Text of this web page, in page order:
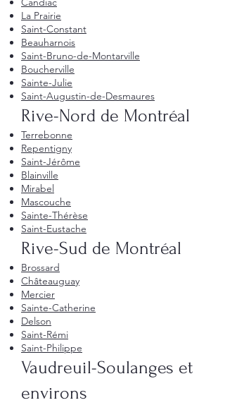
La Prairie
Saint-Constant
Beauharnois
Saint-Bruno-de-Montarville
Boucherville
Sainte-Julie
Saint-Augustin-de-Desmaures
Rive-Nord de Montréal
Terrebonne
Repentigny
Saint-Jérôme
Blainville
Mirabel
Mascouche
Sainte-Thérèse
Saint-Eustache
Rive-Sud de Montréal
Brossard
Châteauguay
Mercier
Sainte-Catherine
Delson
Saint-Rémi
Saint-Philippe
Vaudreuil-Soulanges et
environs